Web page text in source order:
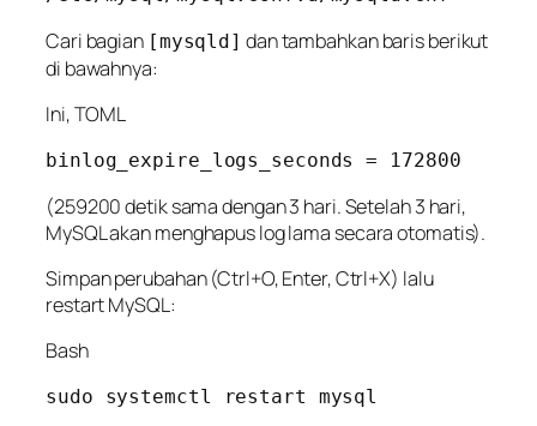
Cari bagian [mysqld] dan tambahkan baris berikut
di bawahnya:
Ini, TOML
(259200 detik sama dengan 3 hari. Setelah 3 hari,
MySQL akan menghapus log lama secara otomatis).
Simpan perubahan (Ctrl+O, Enter, Ctrl+X) lalu
restart MySQL:
Bash